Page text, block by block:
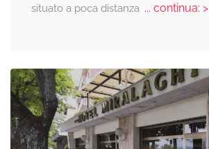
situato a poca distanza ... continua: >